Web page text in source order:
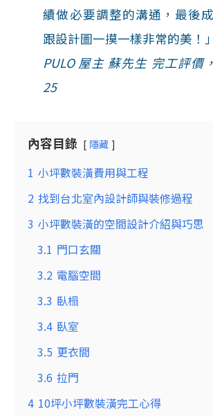
續做必要調整的溝通，最後
跟設計圖一摸一樣非常的美！」
PULO 屋主 蘇先生 完工評價
25
內容目錄 隱藏
1 小坪數裝潢費用與工程
2 找到台北室內設計師與裝修過程
3 小坪數裝潢的空間設計介紹與巧思
3.1 門口玄關
3.2 電腦空間
3.3 臥榻
3.4 臥室
3.5 更衣間
3.6 拉門
4 10坪小坪數裝潢完工心得